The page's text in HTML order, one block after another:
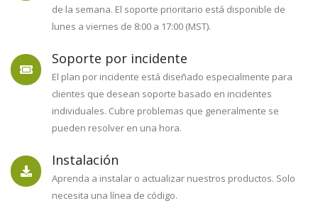
de la semana. El soporte prioritario está disponible de
lunes a viernes de 8:00 a 17:00 (MST).
Soporte por incidente
El plan por incidente está diseñado especialmente para
clientes que desean soporte basado en incidentes
individuales. Cubre problemas que generalmente se
pueden resolver en una hora.
Instalación
Aprenda a instalar o actualizar nuestros productos. Solo
necesita una línea de código.